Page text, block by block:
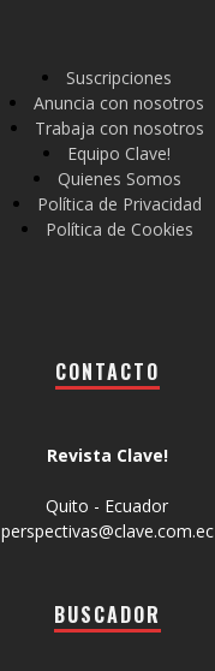
Suscripciones
Anuncia con nosotros
Trabaja con nosotros
Equipo Clave!
Quienes Somos
Política de Privacidad
Política de Cookies
CONTACTO
Revista Clave!
Quito - Ecuador
perspectivas@clave.com.ec
BUSCADOR